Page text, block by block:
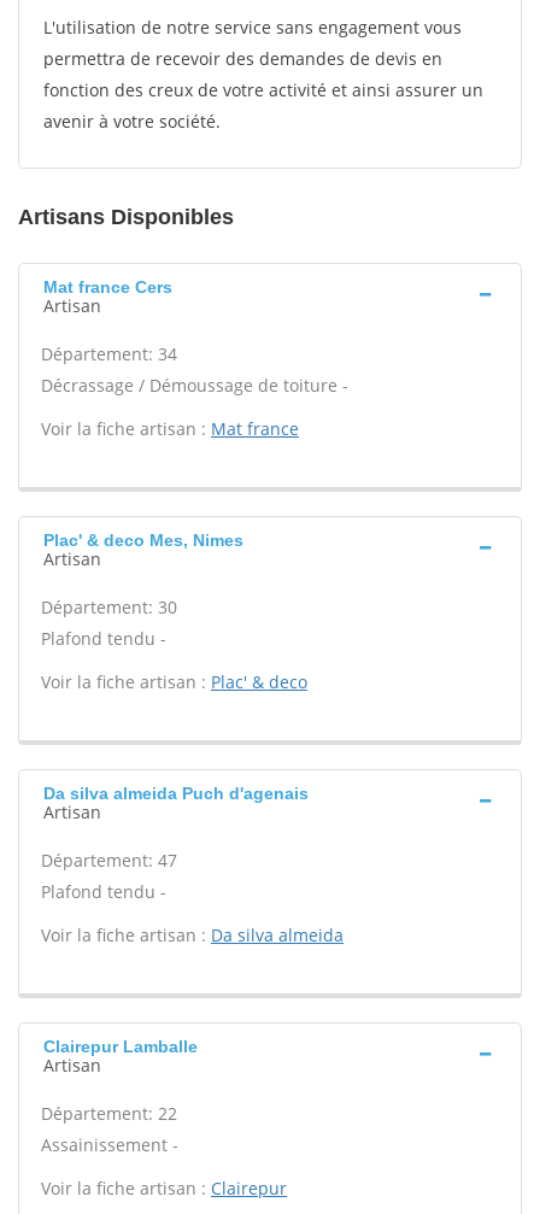
L'utilisation de notre service sans engagement vous
permettra de recevoir des demandes de devis en
fonction des creux de votre activité et ainsi assurer un
avenir à votre société.
Artisans Disponibles
Mat france Cers
Artisan
Département: 34
Décrassage / Démoussage de toiture -
Voir la fiche artisan : Mat france
Plac' & deco Mes, Nimes
Artisan
Département: 30
Plafond tendu -
Voir la fiche artisan : Plac' & deco
Da silva almeida Puch d'agenais
Artisan
Département: 47
Plafond tendu -
Voir la fiche artisan : Da silva almeida
Clairepur Lamballe
Artisan
Département: 22
Assainissement -
Voir la fiche artisan : Clairepur